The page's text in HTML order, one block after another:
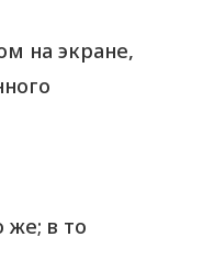
на экране,
же; в то